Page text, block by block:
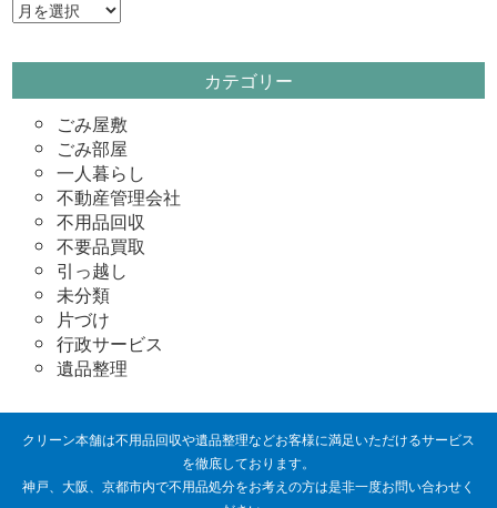
ア
カ
カテゴリー
ごみ屋敷
ごみ部屋
一人暮らし
不動産管理会社
不用品回収
不要品買取
引っ越し
未分類
片づけ
行政サービス
遺品整理
クリーン本舗は不用品回収や遺品整理などお客様に満足いただけるサービス
を徹底しております。
神戸、大阪、京都市内で不用品処分をお考えの方は是非一度お問い合わせく